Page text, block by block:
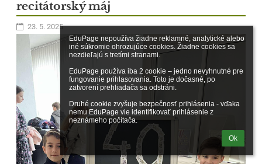
EduPage nepoužíva žiadne reklamné, analytické alebo
iné súkromie ohrozujúce cookies. Žiadne cookies sa
nezdieľajú s tretími stranami.
EduPage používa iba 2 cookie – jedno nevyhnutné pre
fungovanie prihlasovania. Toto je dočasné, po
zatvorení prehliadača sa odstráni.
Druhé cookie zvyšuje bezpečnosť prihlásenia - vďaka
nemu EduPage vie identifikovať prihlásenie z
neznámeho počítača.
Ok
recitátorský máj
23. 5. 2025